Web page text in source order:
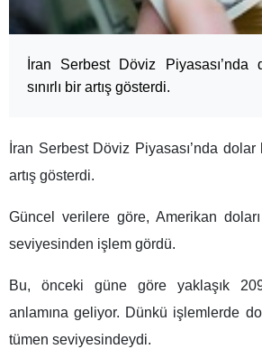
İran Serbest Döviz Piyasası’nda
sınırlı bir artış gösterdi.
İran Serbest Döviz Piyasası’nda dolar
artış gösterdi.
Güncel verilere göre, Amerikan
seviyesinden işlem gördü.
Bu, önceki güne göre yaklaşık
anlamına geliyor. Dünkü işlemlerde
tümen seviyesindeydi.